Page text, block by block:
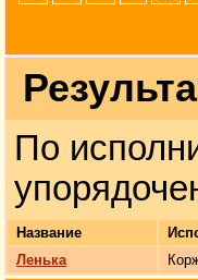
По
Название
Ленька